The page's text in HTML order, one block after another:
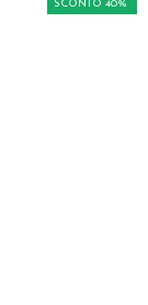
SCONTO 40%